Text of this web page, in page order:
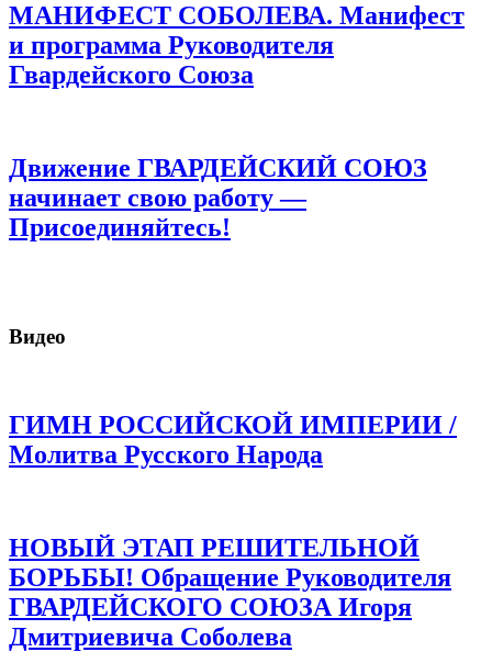
МАНИФЕСТ СОБОЛЕВА. Манифест
и программа Руководителя
Гвардейского Союза
Движение ГВАРДЕЙСКИЙ СОЮЗ
начинает свою работу —
Присоединяйтесь!
Видео
ГИМН РОССИЙСКОЙ ИМПЕРИИ /
Молитва Русского Народа
НОВЫЙ ЭТАП РЕШИТЕЛЬНОЙ
БОРЬБЫ! Обращение Руководителя
ГВАРДЕЙСКОГО СОЮЗА Игоря
Дмитриевича Соболева